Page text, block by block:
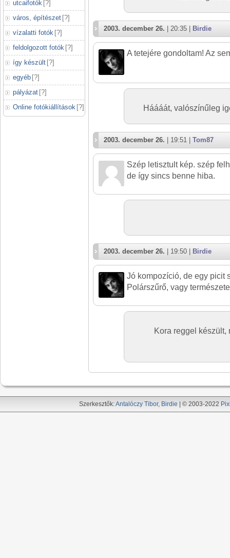
utcaifotók [?]
város, építészet [?]
vízalatti fotók [?]
feldolgozott fotók [?]
így készült [?]
egyéb [?]
pályázat [?]
Online fotókiállítások [?]
2003. december 26. | 20:35 | Birdie
A tetejére gondoltam! Az
Háááát, valószínűleg
2003. december 26. | 19:51 | Tom87
Szép letisztult kép. szép
de így sincs benne hiba.
2003. december 26. | 19:50 | Birdie
Jó kompozíció, de egy picit
Polárszűrő, vagy
Kora reggel
Szerkesztők:Antalóczy Tibor, Birdie | © 2003-2022